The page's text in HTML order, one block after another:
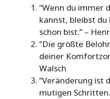
“Wenn du immer
kannst, bleibst du
schon bist.” –
“Die größte
deiner
Walsch
“Veränderung ist
mutigen